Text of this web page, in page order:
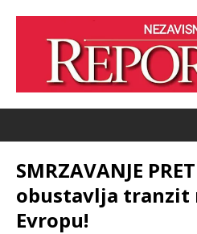
SMRZAVANJE
obustavlja tranzit
Evropu!